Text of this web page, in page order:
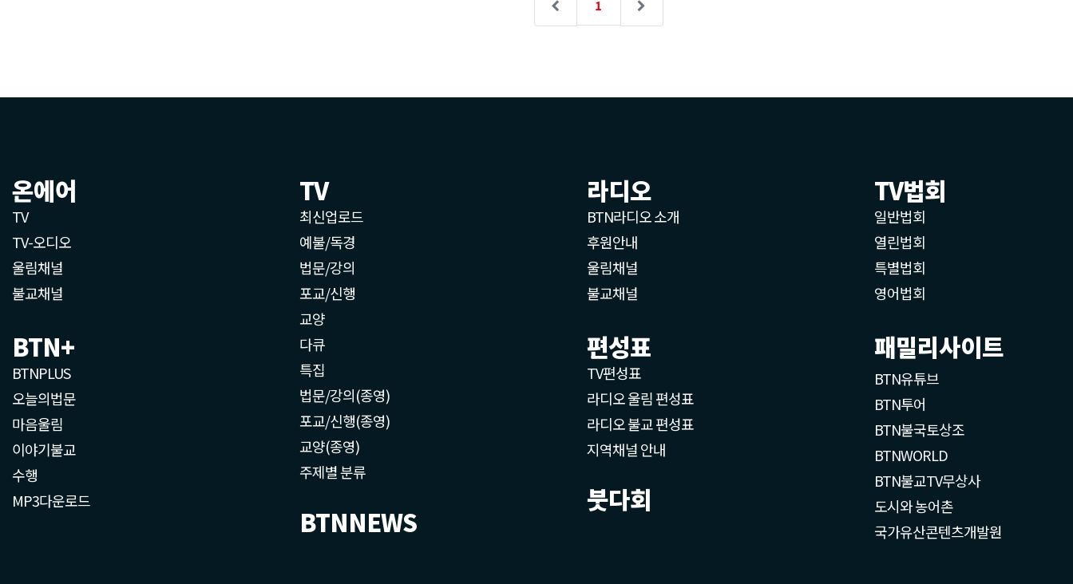
온에어
TV
TV-오디오
울림채널
불교채널
BTN+
BTNPLUS
오늘의법문
마음울림
이야기불교
수행
MP3다운로드
TV
최신업로드
예불/독경
법문/강의
포교/신행
교양
다큐
특집
법문/강의(종영)
포교/신행(종영)
교양(종영)
주제별 분류
BTNNEWS
라디오
BTN라디오 소개
후원안내
울림채널
불교채널
편성표
TV편성표
라디오 울림 편성표
라디오 불교 편성표
지역채널 안내
붓다회
TV법회
일반법회
열린법회
특별법회
영어법회
패밀리사이트
BTN유튜브
BTN투어
BTN불국토상조
BTNWORLD
BTN불교TV무상사
도시와 농어촌
국가유산콘텐츠개발원